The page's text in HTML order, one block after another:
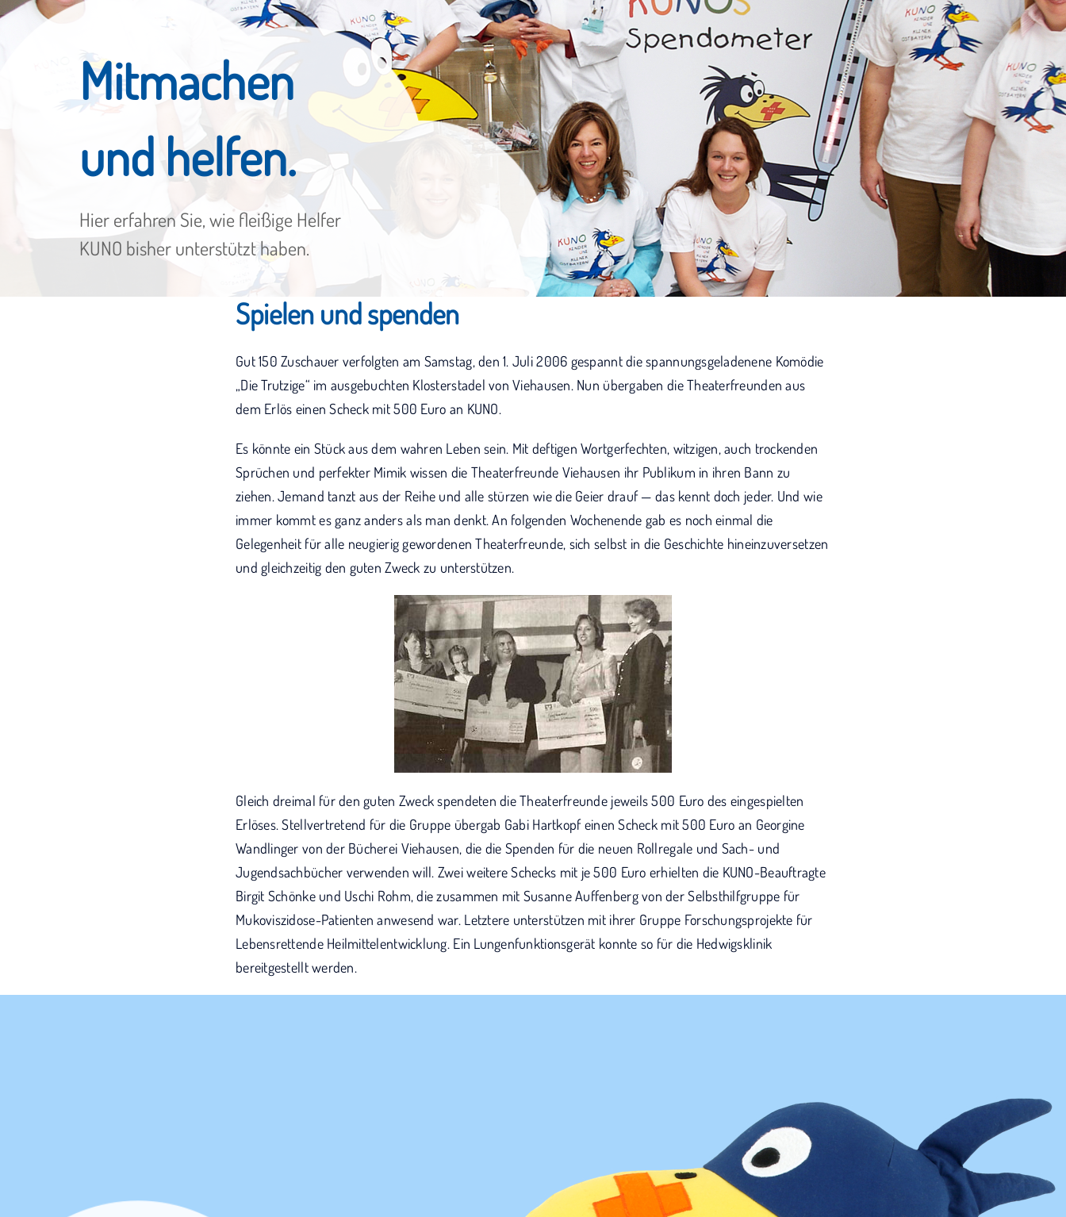
Mitmachen
und helfen.
Hier erfahren Sie, wie fleißige Helfer
KUNO bisher unterstützt haben.
Spielen und spenden
Gut 150 Zuschauer verfolgten am Samstag, den 1. Juli 2006 gespannt die spannungsgeladenene Komödie
„Die Trutzige“ im ausgebuchten Klosterstadel von Viehausen. Nun übergaben die Theaterfreunden aus
dem Erlös einen Scheck mit 500 Euro an KUNO.
Es könnte ein Stück aus dem wahren Leben sein. Mit deftigen Wortgerfechten, witzigen, auch trockenden
Sprüchen und perfekter Mimik wissen die Theaterfreunde Viehausen ihr Publikum in ihren Bann zu
ziehen. Jemand tanzt aus der Reihe und alle stürzen wie die Geier drauf — das kennt doch jeder. Und wie
immer kommt es ganz anders als man denkt. An folgenden Wochenende gab es noch einmal die
Gelegenheit für alle neugierig gewordenen Theaterfreunde, sich selbst in die Geschichte hineinzuversetzen
und gleichzeitig den guten Zweck zu unterstützen.
Gleich dreimal für den guten Zweck spendeten die Theaterfreunde jeweils 500 Euro des eingespielten
Erlöses. Stellvertretend für die Gruppe übergab Gabi Hartkopf einen Scheck mit 500 Euro an Georgine
Wandlinger von der Bücherei Viehausen, die die Spenden für die neuen Rollregale und Sach- und
Jugendsachbücher verwenden will. Zwei weitere Schecks mit je 500 Euro erhielten die KUNO-Beauftragte
Birgit Schönke und Uschi Rohm, die zusammen mit Susanne Auffenberg von der Selbsthilfgruppe für
Mukoviszidose-Patienten anwesend war. Letztere unterstützen mit ihrer Gruppe Forschungsprojekte für
Lebensrettende Heilmittelentwicklung. Ein Lungenfunktionsgerät konnte so für die Hedwigsklinik
bereitgestellt werden.